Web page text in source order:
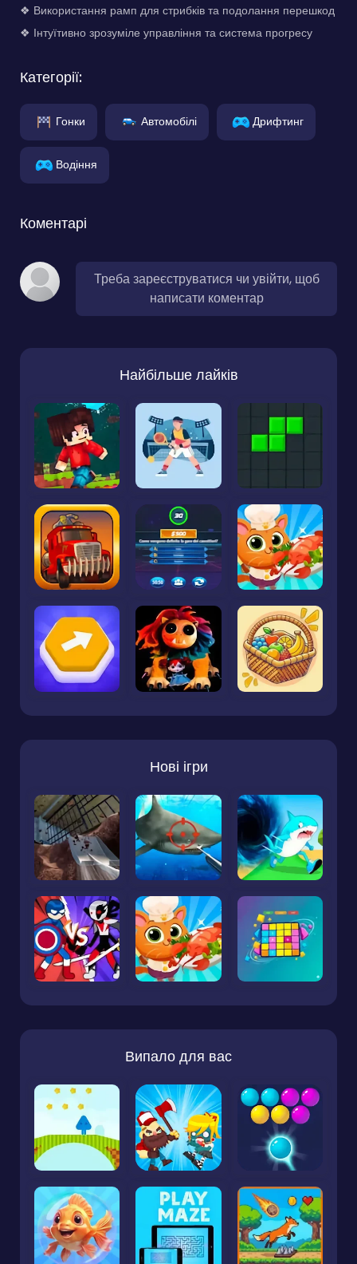
❖ Використання рамп для стрибків та подолання перешкод
❖ Інтуїтивно зрозуміле управління та система прогресу
Категорії:
Гонки Автомобілі Дрифтинг
Водіння
Коментарі
Треба зареєструватися чи увійти, щоб
написати коментар
Найбільше лайків
Нові ігри
Випало для вас